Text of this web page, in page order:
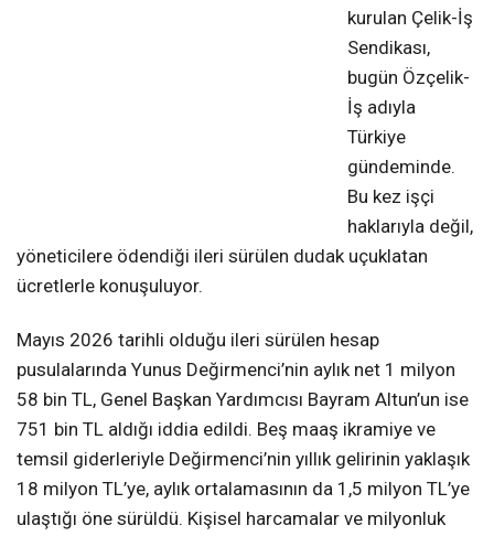
kurulan Çelik-İş
Sendikası,
bugün Özçelik-
İş adıyla
Türkiye
gündeminde.
Bu kez işçi
haklarıyla değil,
yöneticilere ödendiği ileri sürülen dudak uçuklatan
ücretlerle konuşuluyor.
Mayıs 2026 tarihli olduğu ileri sürülen hesap
pusulalarında Yunus Değirmenci’nin aylık net 1 milyon
58 bin TL, Genel Başkan Yardımcısı Bayram Altun’un ise
751 bin TL aldığı iddia edildi. Beş maaş ikramiye ve
temsil giderleriyle Değirmenci’nin yıllık gelirinin yaklaşık
18 milyon TL’ye, aylık ortalamasının da 1,5 milyon TL’ye
ulaştığı öne sürüldü. Kişisel harcamalar ve milyonluk